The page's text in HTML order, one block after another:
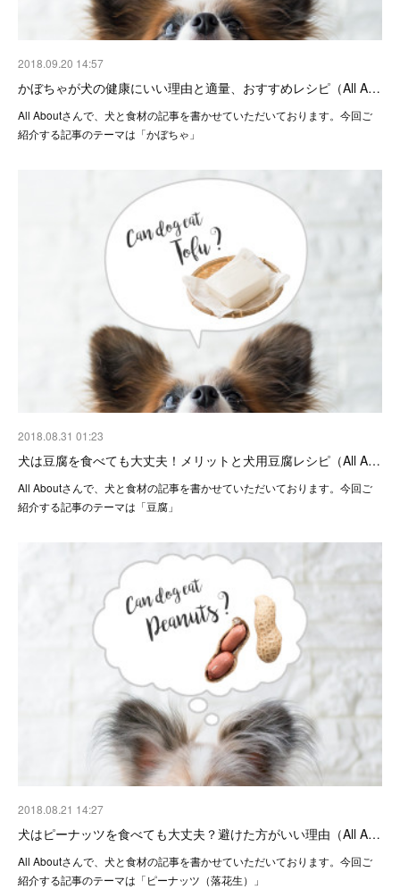
2018.09.20 14:57
かぼちゃが犬の健康にいい理由と適量、おすすめレシピ（All A…
All Aboutさんで、犬と食材の記事を書かせていただいております。今回ご
紹介する記事のテーマは「かぼちゃ」
2018.08.31 01:23
犬は豆腐を食べても大丈夫！メリットと犬用豆腐レシピ（All A…
All Aboutさんで、犬と食材の記事を書かせていただいております。今回ご
紹介する記事のテーマは「豆腐」
2018.08.21 14:27
犬はピーナッツを食べても大丈夫？避けた方がいい理由（All A…
All Aboutさんで、犬と食材の記事を書かせていただいております。今回ご
紹介する記事のテーマは「ピーナッツ（落花生）」